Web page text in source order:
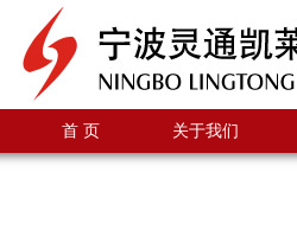
首 页 关于我们